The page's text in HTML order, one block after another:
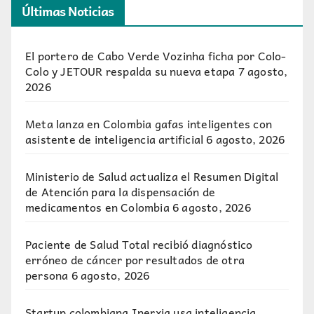
Últimas Noticias
El portero de Cabo Verde Vozinha ficha por Colo-
Colo y JETOUR respalda su nueva etapa7 agosto,
2026
Meta lanza en Colombia gafas inteligentes con
asistente de inteligencia artificial 6 agosto, 2026
Ministerio de Salud actualiza el Resumen Digital
de Atención para la dispensación de
medicamentos en Colombia6 agosto, 2026
Paciente de Salud Total recibió diagnóstico
erróneo de cáncer por resultados de otra
persona6 agosto, 2026